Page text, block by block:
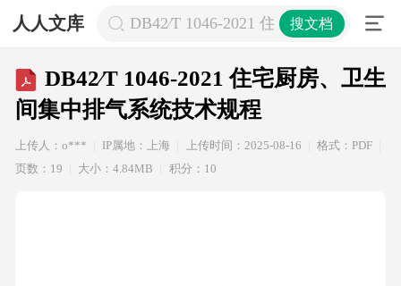
人人文库 DB42∕T 1046-2021 住宅厨房、卫生间
搜文档
DB42∕T 1046-2021 住宅厨房、卫生
间集中排气系统技术规程
上传人：o*** IP属地：上海 上传时间：2025-08-16
格式：PDF
页数：19
大小：4.84MB 积分：10